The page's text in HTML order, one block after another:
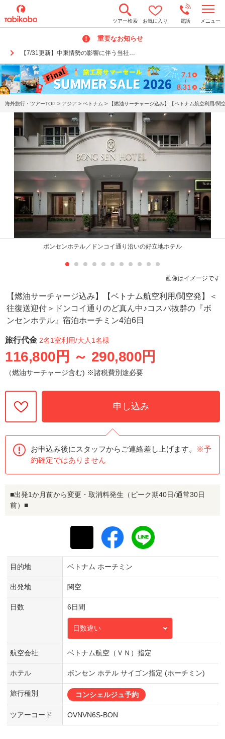
ツアー検索 お気に入り 電話 メニュー
重要なお知らせ
【7/31更新】中東情勢の影響に伴う当社…
o
n
a
v
i
g
a
t
o
海外旅行・ツアーTOP > アジア > ベトナム > 【燃油サーチャージ込み】【ベトナム航空利用/
ボンセンホテル／ドンコイ通り沿いの好立地ホテル
画像はイメージです
【燃油サーチャージ込み】【ベトナム航空利用/関空発】＜
往復送迎付＞ドンコイ通りのど真ん中♪コスパ抜群の『ボ
ンセンホテル』宿泊ホーチミン4泊6日
旅行代金 2名1室利用/大人1名様
116,800円 ～ 290,800円
（燃油サーチャージ含む) ※諸税費別途必要
申し込み
お申込み後にスタッフからご連絡差し上げます。
※予
約確定ではありません
■出発1か月前から変更・取消料発生（ピーク期40日/通常30日
前）■
目的地 ベトナム ホーチミン
出発地 関空
日数 6日間
日数違い
航空会社 ベトナム航空（ＶＮ）指定
ホテル ボンセン ホテル サイゴン指定 (ホーチミン)
旅行種別 コンシェルジュ予約
ツアーコード OVNVN6S-BON